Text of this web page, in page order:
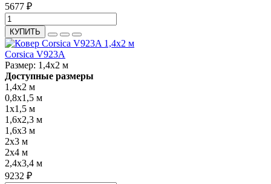
5677 ₽
КУПИТЬ
Corsica V923A
Размер: 1,4x2 м
Доступные размеры
1,4x2 м
0,8x1,5 м
1x1,5 м
1,6x2,3 м
1,6x3 м
2x3 м
2x4 м
2,4x3,4 м
9232 ₽